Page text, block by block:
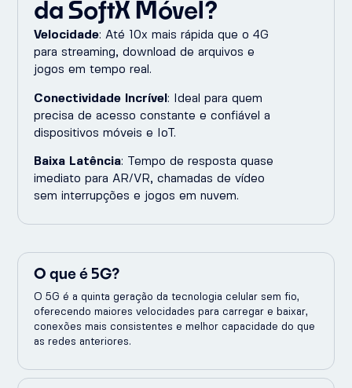
da SoftX Móvel?
Velocidade: Até 10x mais rápida que o 4G
para streaming, download de arquivos e
jogos em tempo real.
Conectividade Incrível : Ideal para quem
precisa de acesso constante e confiável a
dispositivos móveis e IoT​.
Baixa Latência: Tempo de resposta quase
imediato para AR/VR, chamadas de vídeo
sem interrupções e jogos em nuvem.
O que é 5G?
O 5G é a quinta geração da tecnologia celular sem fio,
oferecendo maiores velocidades para carregar e baixar,
conexões mais consistentes e melhor capacidade do que
as redes anteriores.